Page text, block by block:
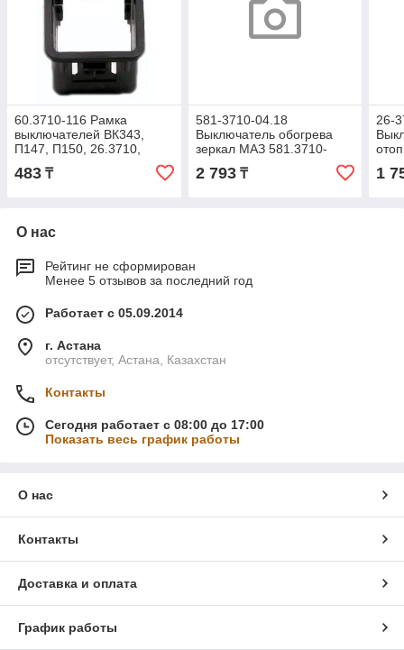
60.3710-116 Рамка
выключателей ВК343,
П147, П150, 26.3710,
72.3709 (Автоарматура)
483 ₸
581-3710-04.18
Выключатель обогрева
зеркал МАЗ 581.3710-
2 793₸
26-
1
О нас
Рейтинг не сформирован
Менее 5 отзывов за последний год
Работает с 05.09.2014
г. Астана
отсутствует, Астана, Казахстан
Контакты
Сегодня работает с 08:00 до 17:00
Показать весь график работы
О нас
Контакты
Доставка и оплата
График работы